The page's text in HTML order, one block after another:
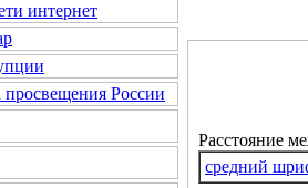
интернет
России
Расстояние
средний